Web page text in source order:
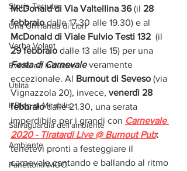
Storie Taciute
Una Ghirlanda di Libri
Verba Volant
Eventi ed iniziative
Utilità
Il Blog di Mirabilis
Salvaguardia dell'ambiente
Ambiente
PanettoniAMOCi
McDonald di Via Valtellina 36 (il 28
febbraio dalle 17.30 alle 19.30) e al
McDonald di Viale Fulvio Testi 132
  (il
29 febbraio dalle 13 alle 15) per una
Festa di Carnevale veramente
eccezionale. Al Burnout di Seveso (via
Vignazzola 20), invece, venerdì 28
febbraio dalle 21.30, una serata
imperdibile per i grandi con Carnevale
2020 - Tiratardi Live @ Burnout Pub:
tenetevi pronti a festeggiare il
carnevale cantando e ballando al ritmo